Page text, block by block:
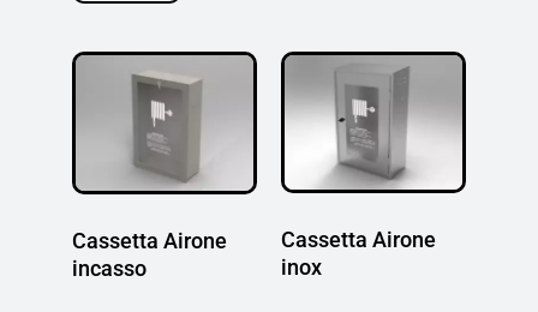
Cassetta Airone
incasso
Cassetta Airone
inox